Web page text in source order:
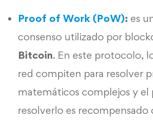
Proof of Work (PoW): es
consenso utilizado por
Bitcoin. En este protocolo,
red compiten para resolver
matemáticos complejos y el
resolverlo es recompensado